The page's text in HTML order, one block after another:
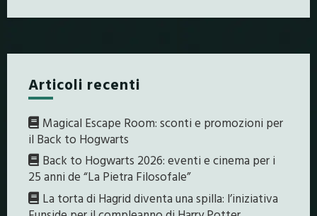
Articoli recenti
Magical Escape Room: sconti e promozioni per
il Back to Hogwarts
Back to Hogwarts 2026: eventi e cinema per i
25 anni de “La Pietra Filosofale”
La torta di Hagrid diventa una spilla: l’iniziativa